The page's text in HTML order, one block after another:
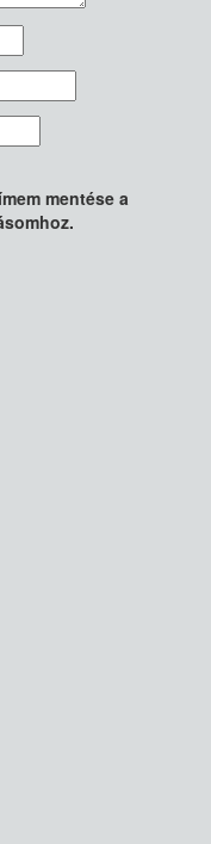
mentése a